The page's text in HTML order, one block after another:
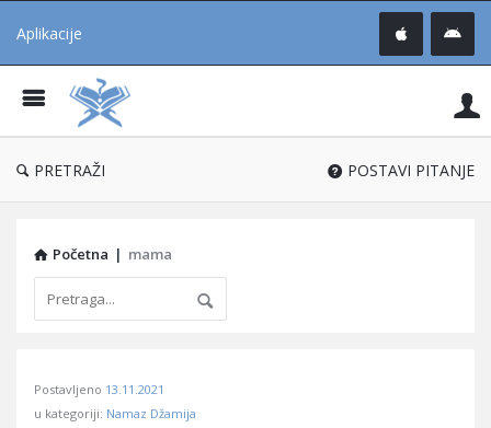
Aplikacije
®
PRETRAŽI POSTAVI PITANJE
Početna | mama
Učene
Postavljeno 13.11.2021
u kategoriji: Namaz Džamija